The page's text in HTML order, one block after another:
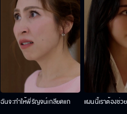
ฉันจะทำให้พี่รัญจน์เกลียดแก แผนนี้เราต้องช่ว